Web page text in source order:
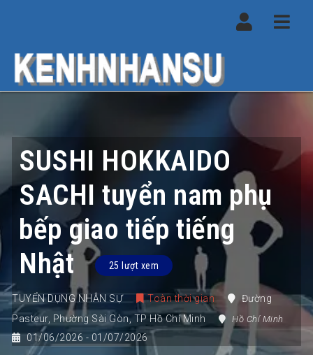
SUSHI HOKKAIDO
SACHI tuyển nam phụ
bếp giao tiếp tiếng
Nhật
25 lượt xem
TUYỂN DỤNG NHÂN SỰ Toàn thời gian
Đường
Pasteur, Phường Sài Gòn, TP Hồ Chí Minh Hồ Chí Minh
01/06/2026 - 01/07/2026